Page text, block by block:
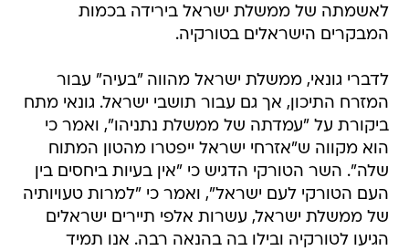
לאשמתה של ממשלת ישראל בירידה בכמות
המבקרים הישראלים בטורקיה.
לדברי גונאי, ממשלת ישראל מהווה "בעיה" עבור
המזרח התיכון, אך גם עבור תושבי ישראל. גונאי מתח
ביקורת על "עמדתה של ממשלת נתניהו", ואמר כי
הוא מקווה ש"אזרחי ישראל ייפטרו מהטון המתוח
שלה". השר הטורקי הדגיש כי "אין בעיות ביחסים בין
העם הטורקי לעם ישראל", ואמר כי "למרות טעויותיה
של ממשלת ישראל, עשרות אלפי תיירים ישראלים
הגיעו לטורקיה ובילו בה בהנאה רבה. אנו תמיד